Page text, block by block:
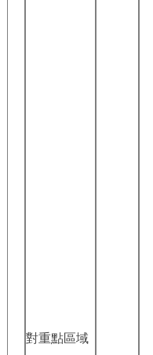
對重點區域